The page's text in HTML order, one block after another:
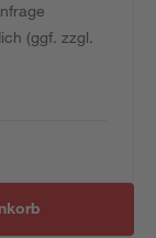
(ggf. zzgl.